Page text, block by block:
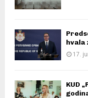
hvala
17.
KUD